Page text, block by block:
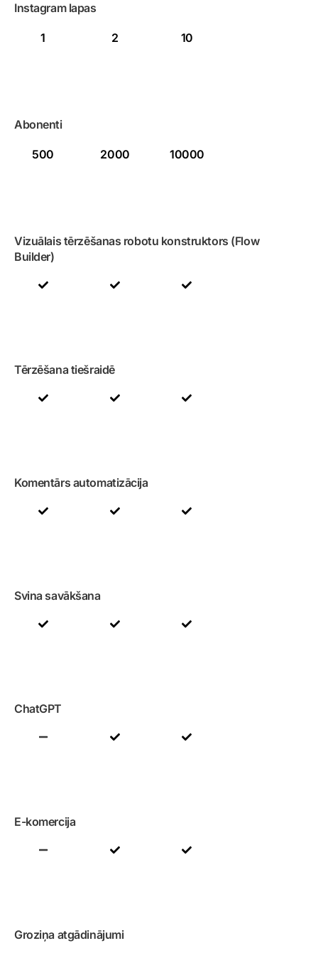
Instagram lapas
1 2 10
Abonenti
500 2000 10000
Vizuālais tērzēšanas robotu konstruktors (Flow
Builder)
Tērzēšana tiešraidē
Komentārs automatizācija
Svina savākšana
ChatGPT
E-komercija
Groziņa atgādinājumi